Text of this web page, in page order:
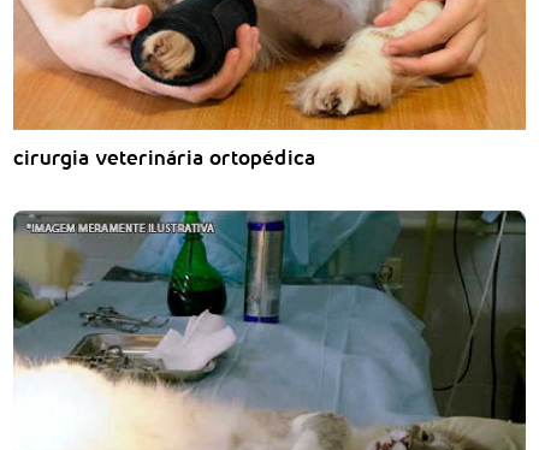
cirurgia veterinária ortopédica